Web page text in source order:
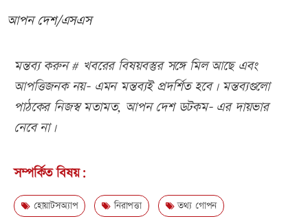
আপন দেশ/এসএস
মন্তব্য করুন # খবরের বিষয়বস্তুর সঙ্গে মিল আছে এবং
আপত্তিজনক নয়- এমন মন্তব্যই প্রদর্শিত হবে। মন্তব্যগুলো
পাঠকের নিজস্ব মতামত, আপন দেশ ডটকম- এর দায়ভার
নেবে না।
সম্পর্কিত বিষয়:
হোয়াটসঅ্যাপ নিরাপত্তা তথ্য গোপন